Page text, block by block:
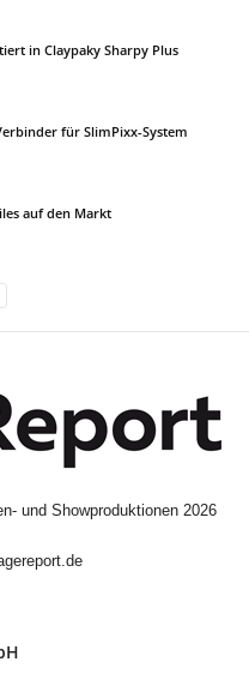
in Claypaky Sharpy Plus
für SlimPixx-System
auf den Markt
und Showproduktionen 2026